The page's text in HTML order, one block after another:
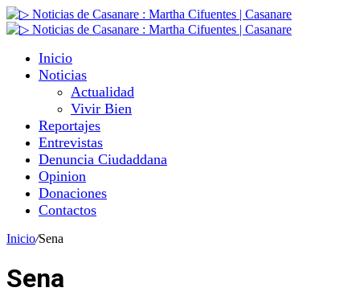
Inicio
Noticias
Actualidad
Vivir Bien
Reportajes
Entrevistas
Denuncia Ciudaddana
Opinion
Donaciones
Contactos
Inicio/Sena
Sena